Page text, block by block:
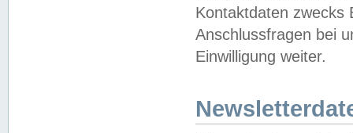
Kontaktdaten zwecks
Anschlussfragen bei
Einwilligung weiter.